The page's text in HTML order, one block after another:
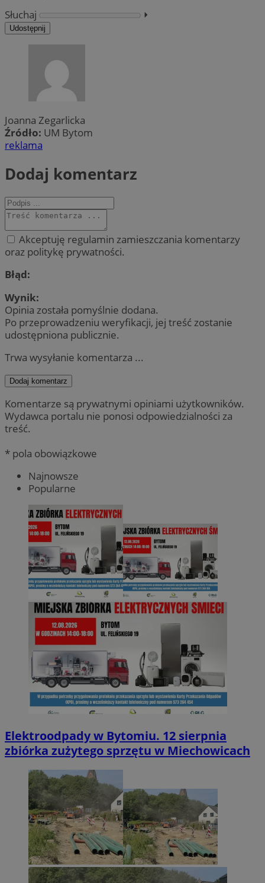
Słuchaj
⏵︎
Udostępnij
Joanna Zegarlicka
Źródło: UM Bytom
reklama
Dodaj komentarz
Akceptuję regulamin zamieszczania komentarzy
oraz politykę prywatności.
Błąd:
Wynik:
Opinia została pomyślnie dodana.
Po przeprowadzeniu weryfikacji, jej treść zostanie
udostępniona publicznie.
Trwa wysyłanie komentarza ...
Dodaj komentarz
Komentarze są prywatnymi opiniami użytkowników.
Wydawca portalu nie ponosi odpowiedzialności za
treść.
* pola obowiązkowe
Najnowsze
Popularne
Elektroodpady w Bytomiu. 12 sierpnia
zbiórka zużytego sprzętu w Miechowicach